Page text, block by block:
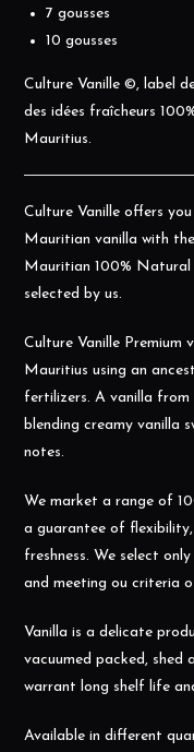
7 gousses
10 gousses
Culture Vanille ©, label
des idées fraîcheurs
Mauritius.
Culture Vanille offers
Mauritian vanilla with
Mauritian 100% Natural
selected by us.
Culture Vanille Premium
Mauritius using an
fertilizers. A vanilla
blending creamy vanilla
notes.
We market a range of
a guarantee of flexibility,
freshness. We select
and meeting ou criteria
Vanilla is a delicate
vacuumed packed,
warrant long shelf life
Available in different